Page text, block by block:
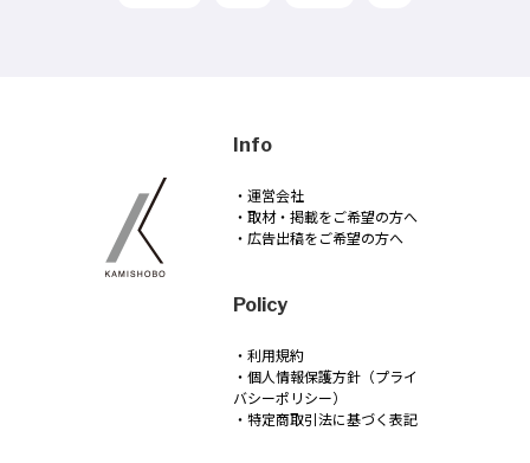
Info
・運営会社
・取材・掲載をご希望の方へ
・広告出稿をご希望の方へ
Policy
・利用規約
・個人情報保護方針（プライ
バシーポリシー）
・特定商取引法に基づく表記